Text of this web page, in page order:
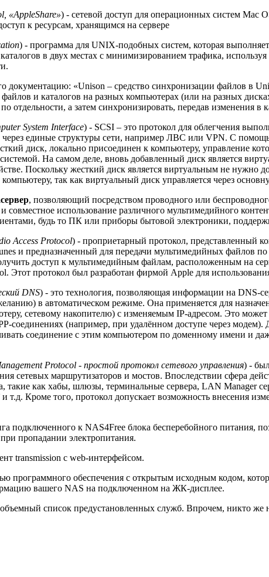
«AppleShare») - сетевой доступ для операционных систем Mac
к ресурсам, хранящимся на сервере
) - программа для UNIX-подобных систем, которая
в двух местах с минимизированием трафика,
документацию: «Unison – средство синхронизации файлов в
и каталогов на разных компьютерах (или на разных
отдельности, а затем синхронизировать, передав изменения
System Interface) - SCSI – это протокол для облегчения
через единые структуры сети, например ЛВС или VPN. С
диск, локально присоединен к компьютеру, управление
На самом деле, вновь добавленный диск является
Поскольку жесткий диск является виртуальным не нужно
так как виртуальный диск управляется через
, позволяющий посредством проводного или
совместное использование различного мультимедийного
будь то ПК или приборы бытовой электроники,
Access Protocol) - проприетарный протокол, представленный
и предназначенный для передачи мультимедийных файлов
доступ к мультимедийным файлам, расположенным на
Этот протокол был разработан фирмой Apple для
DNS) - это технология, позволяющая информации на DNS-
в автоматическом режиме. Она применяется для
сетевому накопителю) с изменяемым IP-адресом. Это
соединениях (например, при удалённом доступе через
соединение с этим компьютером по доменному имени и
Protocol - простой протокол сетевого управления) -
сетевых маршрутизаторов и мостов. Впоследствии сфера
такие как хабы, шлюзы, терминальные сервера, LAN Manager
т.д. Кроме того, протокол допускает возможность внесения
подключенного к NAS4Free блока бесперебойного питания,
пропадании электропитания.
transmission с web-интерфейсом.
программного обеспечения с открытым исходным кодом,
вашего NAS на подключенном на ЖК-дисплее.
список предустановленных служб. Впрочем, никто же